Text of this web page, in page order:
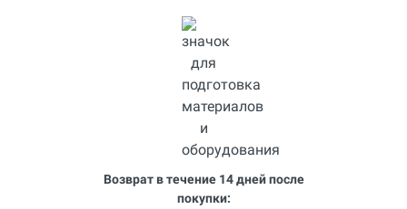
Возврат в течение 14 дней после
покупки: